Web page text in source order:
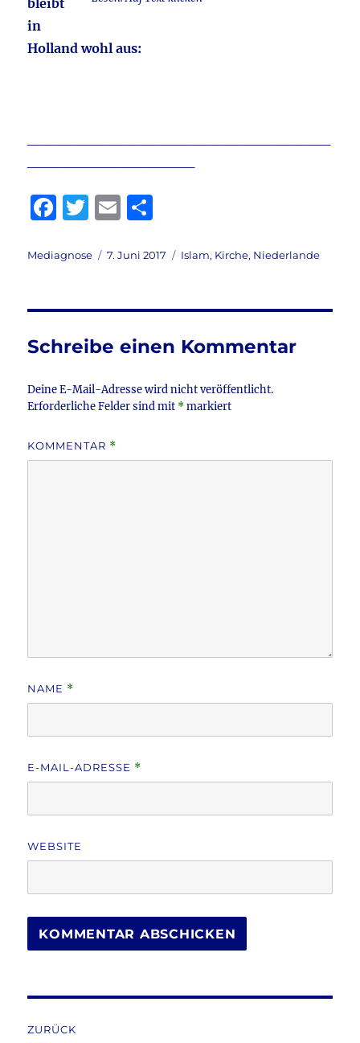
bleibt
in
Holland wohl aus:
F
c
b
o
o
k
T
it
r
E
ai le
Autor
Mediagnose
Veröffentlicht
7. Juni 2017 Kategorien
Islam, Kirche, Niederlande
Schreibe einen Kommentar
Deine E-Mail-Adresse wird nicht veröffentlicht.
Erforderliche Felder sind mit *markiert
KOMMENTAR *
NAME *
E-MAIL-ADRESSE *
WEBSITE
ZURÜCK